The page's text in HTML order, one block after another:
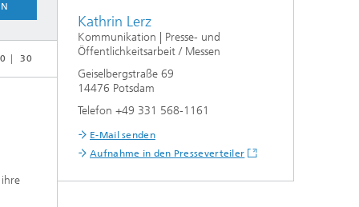
30
Kathrin Lerz
Kommunikation | Presse- und
Öffentlichkeitsarbeit / Messen
Geiselbergstraße 69
14476 Potsdam
Telefon +49 331 568-1161
E-Mail senden
Aufnahme in den Presseverteiler